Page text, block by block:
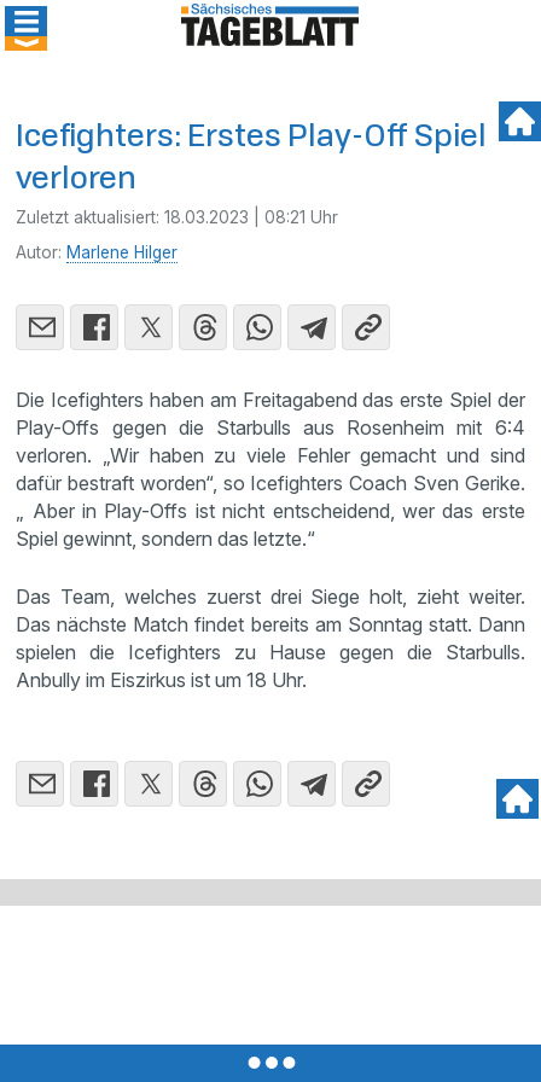
Icefighters: Erstes Play-Off Spiel
verloren
Zuletzt aktualisiert:18.03.2023 | 08:21 Uhr
Autor: Marlene Hilger
Die Icefighters haben am Freitagabend das erste Spiel der
Play-Offs gegen die Starbulls aus Rosenheim mit 6:4
verloren. „Wir haben zu viele Fehler gemacht und sind
dafür bestraft worden“, so Icefighters Coach Sven Gerike.
„ Aber in Play-Offs ist nicht entscheidend, wer das erste
Spiel gewinnt, sondern das letzte.“
Das Team, welches zuerst drei Siege holt, zieht weiter.
Das nächste Match findet bereits am Sonntag statt. Dann
spielen die Icefighters zu Hause gegen die Starbulls.
Anbully im Eiszirkus ist um 18 Uhr.